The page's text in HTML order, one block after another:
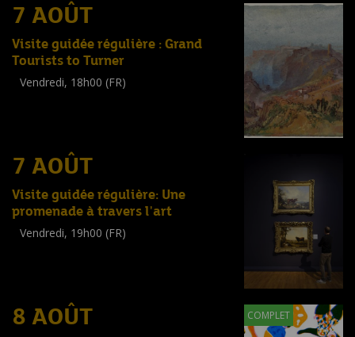
7 AOÛT
Visite guidée régulière : Grand
Tourists to Turner
Vendredi, 18h00 (FR)
7 AOÛT
Visite guidée régulière: Une
promenade à travers l'art
Vendredi, 19h00 (FR)
8 AOÛT COMPLET